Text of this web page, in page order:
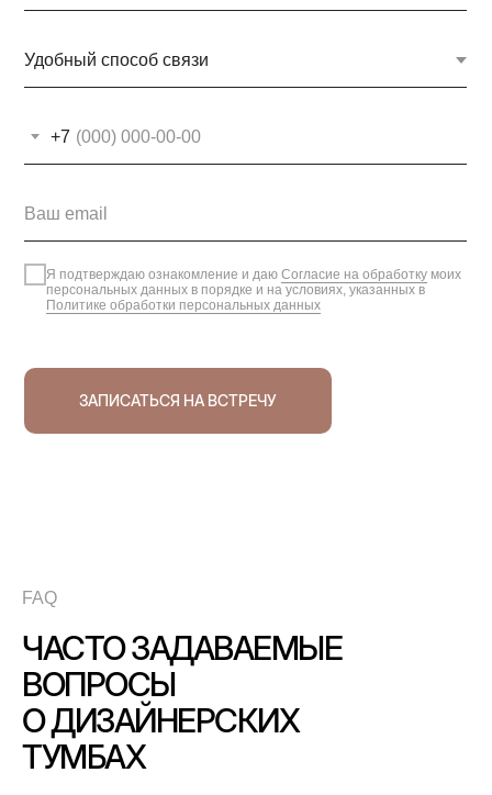
+7
Я подтверждаю ознакомление и даюСогласие на обработку моих
персональных данных в порядке и на условиях, указанных в
Политике обработки персональных данных
ЗАПИСАТЬСЯ НА ВСТРЕЧУ
FAQ
ЧАСТО ЗАДАВАЕМЫЕ
ВОПРОСЫ
О ДИЗАЙНЕРСКИХ
ТУМБАХ